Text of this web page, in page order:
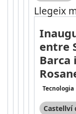
Llegeix
entre
Barca
Tecnologia
Castellví